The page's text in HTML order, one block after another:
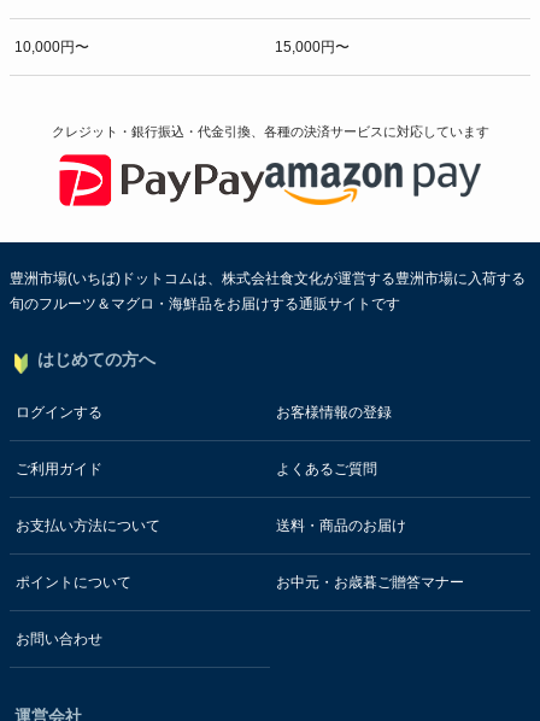
10,000円〜 15,000円〜
クレジット・銀行振込・代金引換、各種の決済サービスに対応しています
豊洲市場(いちば)ドットコムは、株式会社食文化が運営する豊洲市場に入荷する
旬のフルーツ＆マグロ・海鮮品をお届けする通販サイトです
はじめての方へ
ログインする お客様情報の登録
ご利用ガイド よくあるご質問
お支払い方法について 送料・商品のお届け
ポイントについて お中元・お歳暮ご贈答マナー
お問い合わせ
運営会社